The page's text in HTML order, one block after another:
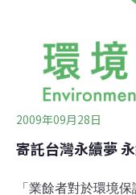
一位量子物理博士
2009年09月28日
寄託台灣永續夢
「業餘者對於環境